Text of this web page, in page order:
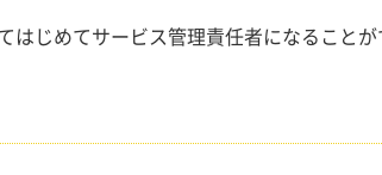
はじめてサービス管理責任者になること